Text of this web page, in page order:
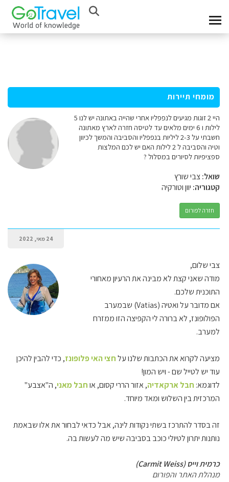
מומחי תיירות
היי 2 זוגות מגיעים לנפפליו אחרי שהייה באתונה יש לנו 5
לילות ו 6 ימים מלאים עד לטיסה חזרה לארץ מאתונה
חשבתי על 2-3 ליליות בנפפליו והסביבה והמשך לכיוון
וטיה והסביבה ל 2 לילות האם יש לכם המלצות
ספציפיות לסיורים במסלול ?
שואל:צבי שורץ
קטגוריה: יוון וטורקיה
חזרה לפורום
24 מאי, 2022
צבי שלום,
מודה שאני קצת לא מבינה את הרעיון מאחורי
התוכנית שלכם.
אם מדובר על ואטיה (Vatias) שבמערב
הפולופונז, לא ברורה לי הקפיצה הזו ממזרח
למערב.
מציעה לקרוא את הכתבות שלנו עלחצי האי פלופונז, כדי להבין להיכן
עוד יש לטייל שם - ויש המון!
לדוגמא: חבל ארקאדיה, אזור הררי קסום, אוחבל מאני, ה"אצבע"
המרכזית בין השלוש ומאד מיוחד.
זה בסדר להתרכז בשתי נקודות לינה, אבל כדאי לבחור את אלו שבאמת
נותנות יתרון לטיולי כוכב בסביבה שיש מה לעשות בה.
כרמית וייס (Carmit Weiss)
מנהלת האתר והפורום